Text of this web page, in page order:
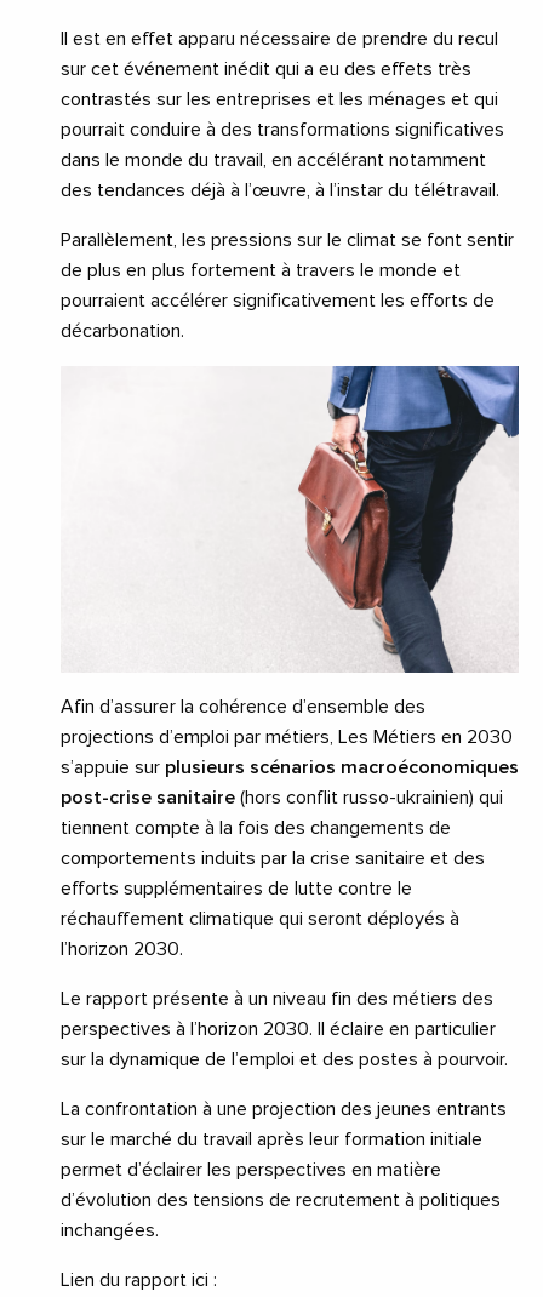
Il est en effet apparu nécessaire de prendre du recul
sur cet événement inédit qui a eu des effets très
contrastés sur les entreprises et les ménages et qui
pourrait conduire à des transformations significatives
dans le monde du travail, en accélérant notamment
des tendances déjà à l’œuvre, à l’instar du télétravail.
Parallèlement, les pressions sur le climat se font sentir
de plus en plus fortement à travers le monde et
pourraient accélérer significativement les efforts de
décarbonation.
Afin d’assurer la cohérence d’ensemble des
projections d’emploi par métiers, Les Métiers en 2030
s’appuie sur plusieurs scénarios macroéconomiques
post-crise sanitaire (hors conflit russo-ukrainien) qui
tiennent compte à la fois des changements de
comportements induits par la crise sanitaire et des
efforts supplémentaires de lutte contre le
réchauffement climatique qui seront déployés à
l’horizon 2030.
Le rapport présente à un niveau fin des métiers des
perspectives à l’horizon 2030. Il éclaire en particulier
sur la dynamique de l’emploi et des postes à pourvoir.
La confrontation à une projection des jeunes entrants
sur le marché du travail après leur formation initiale
permet d’éclairer les perspectives en matière
d’évolution des tensions de recrutement à politiques
inchangées.
Lien du rapport ici :